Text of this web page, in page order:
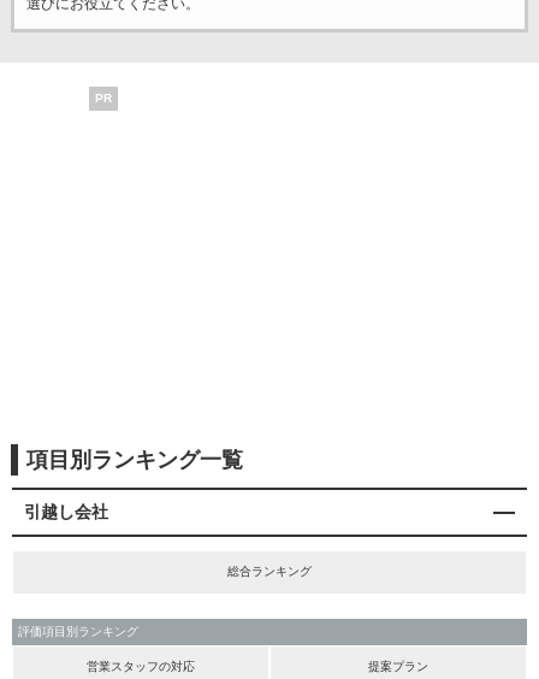
選びにお役立てください。
PR
項目別ランキング一覧
引越し会社
総合ランキング
評価項目別ランキング
営業スタッフの対応 提案プラン